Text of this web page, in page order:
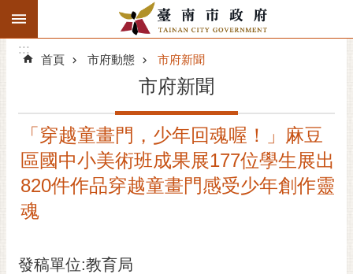
跳到主要內容區塊
搜
階
精彩府城
市府動態
市府團隊
主題服務
:::
:::
首頁 市府動態 市府新聞
市府新聞
「穿越童畫門，少年回魂喔！」麻豆
區國中小美術班成果展177位學生展出
820件作品穿越童畫門感受少年創作靈
魂
發稿單位:教育局